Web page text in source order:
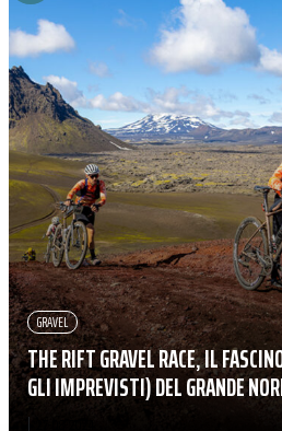
THE RIFT GRAVEL RACE, IL
GLI IMPREVISTI) DEL GRANDE
GRAVEL